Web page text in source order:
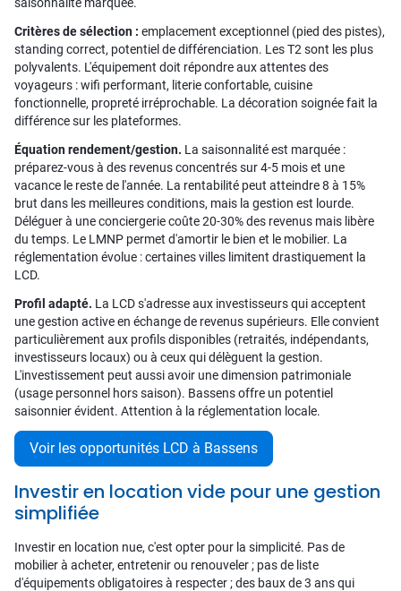
Critères de sélection : emplacement exceptionnel (pied des pistes),
standing correct, potentiel de différenciation. Les T2 sont les plus
polyvalents. L'équipement doit répondre aux attentes des
voyageurs : wifi performant, literie confortable, cuisine
fonctionnelle, propreté irréprochable. La décoration soignée fait la
différence sur les plateformes.
Équation rendement/gestion. La saisonnalité est marquée :
préparez-vous à des revenus concentrés sur 4-5 mois et une
vacance le reste de l'année. La rentabilité peut atteindre 8 à 15%
brut dans les meilleures conditions, mais la gestion est lourde.
Déléguer à une conciergerie coûte 20-30% des revenus mais libère
du temps. Le LMNP permet d'amortir le bien et le mobilier. La
réglementation évolue : certaines villes limitent drastiquement la
LCD.
Profil adapté. La LCD s'adresse aux investisseurs qui acceptent
une gestion active en échange de revenus supérieurs. Elle convient
particulièrement aux profils disponibles (retraités, indépendants,
investisseurs locaux) ou à ceux qui délèguent la gestion.
L'investissement peut aussi avoir une dimension patrimoniale
(usage personnel hors saison). Bassens offre un potentiel
saisonnier évident. Attention à la réglementation locale.
Voir les opportunités LCD à Bassens
Investir en location vide pour une gestion
simplifiée
Investir en location nue, c'est opter pour la simplicité. Pas de
mobilier à acheter, entretenir ou renouveler ; pas de liste
d'équipements obligatoires à respecter ; des baux de 3 ans qui